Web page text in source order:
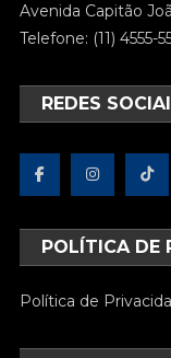
Avenida Capitão
Telefone: (11) 4555-
REDES
POLÍTICA DE
Política de